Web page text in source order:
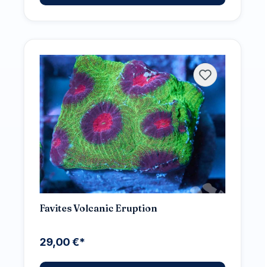
Favites Volcanic Eruption
29,00 €*